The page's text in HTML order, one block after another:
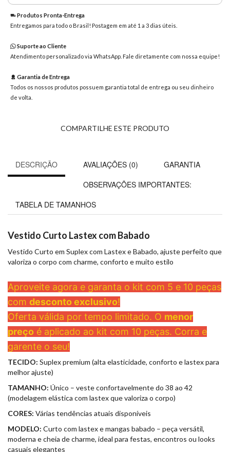
Chat
nos uma
mensagem
Produtos Pronta-Entrega
Entregamos para todo o Brasil! Postagem em até 1 a 3 dias úteis.
Suporte ao Cliente
Atendimento personalizado via WhatsApp. Fale diretamente com nossa equipe!
Garantia de Entrega
Todos os nossos produtos possuem garantia total de entrega ou seu dinheiro
de volta.
COMPARTILHE ESTE PRODUTO
DESCRIÇÃO AVALIAÇÕES (0)
GARANTIA
OBSERVAÇÕES IMPORTANTES:
TABELA DE TAMANHOS
Vestido Curto Lastex com Babado
Vestido Curto em Suplex com Lastex e Babado, ajuste perfeito que
valoriza o corpo com charme, conforto e muito estilo
Aproveite agora e garanta o kit com 5 e 10 peças
com desconto exclusivo!
Oferta válida por tempo limitado. O menor
preço é aplicado ao kit com 10 peças. Corra e
garente o seu!
TECIDO: Suplex premium (alta elasticidade, conforto e lastex para
melhor ajuste)
TAMANHO: Único – veste confortavelmente do 38 ao 42
(modelagem elástica com lastex que valoriza o corpo)
CORES: Várias tendências atuais disponíveis
MODELO: Curto com lastex e mangas babado – peça versátil,
moderna e cheia de charme, ideal para festas, encontros ou looks
casuais elegantes